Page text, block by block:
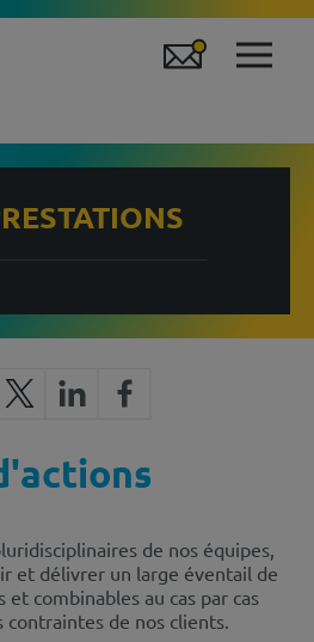
de nos équipes,
et délivrer un large éventail de
combinables au cas par cas
contraintes de nos clients.